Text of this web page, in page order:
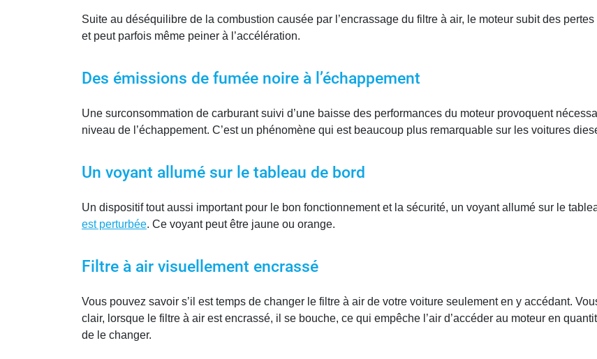
Suite au déséquilibre de la combustion causée par l’encrassage du filtre à air, le moteur subit des
et peut parfois même peiner à l’accélération.
Des émissions de fumée noire à l’échappement
Une surconsommation de carburant suivi d’une baisse des performances du moteur provoquent
niveau de l’échappement. C’est un phénomène qui est beaucoup plus remarquable sur les voitures
Un voyant allumé sur le tableau de bord
Un dispositif tout aussi important pour le bon fonctionnement et la sécurité, un voyant allumé sur le
est perturbée. Ce voyant peut être jaune ou orange.
Filtre à air visuellement encrassé
Vous pouvez savoir s’il est temps de changer le filtre à air de votre voiture seulement en y accédant.
clair, lorsque le filtre à air est encrassé, il se bouche, ce qui empêche l’air d’accéder au moteur en
de le changer.